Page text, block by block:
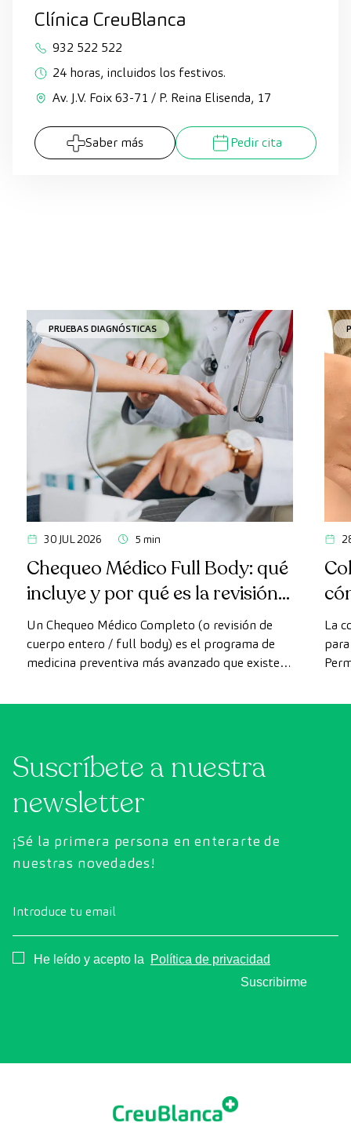
Clínica CreuBlanca
932 522 522
24 horas, incluidos los festivos.
Av. J.V. Foix 63-71 / P. Reina Elisenda, 17
Saber más Pedir cita
PRUEBAS DIAGNÓSTICAS
30 JUL 2026 5 min
Chequeo Médico Full Body: qué
incluye y por qué es la revisión
más avanzada
Un Chequeo Médico Completo (o revisión de
cuerpo entero / full body) es el programa de
medicina preventiva más avanzado que existe
convencionales, este chequeo utiliza la
exhaustiva el estado de los órganos vitales, el
sistema vascular y el cerebro antes de que
aparezcan los primeros síntomas.
La
Suscríbete a nuestra
newsletter
¡Sé la primera persona en enterarte de
nuestras novedades!
Introduce tu email
Consentimiento
He leído y acepto la
Política de privacidad
Suscribirme